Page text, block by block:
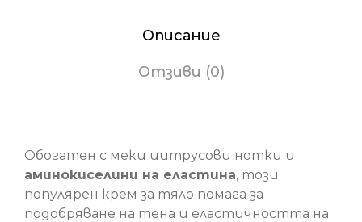
Описание
Отзиви (0)
Обогатен с меки цитрусови нотки и
аминокиселини на еластина, този
популярен крем за тяло помага за
подобряване на тена и еластичността на